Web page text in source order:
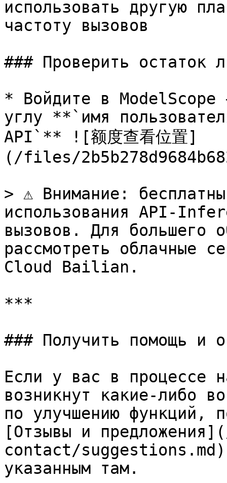
использовать другую
частоту вызовов
### Проверить остаток
* Войдите в ModelScope
углу **`имя
API`** ![额度查看位置]
(/files/
> ⚠️ Внимание:
использования API-
вызовов. Для большего
рассмотреть облачные
Cloud Bailian.
***
### Получить помощь и
Если у вас в процессе
возникнут какие-либо
по улучшению функций,
[Отзывы и
contact/suggestions.md)
указанным там.